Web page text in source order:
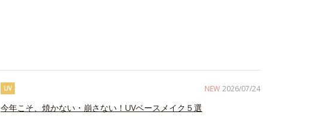
NEW 2026/07/24
UV
今年こそ、焼かない・崩さない！UVベースメイク５選